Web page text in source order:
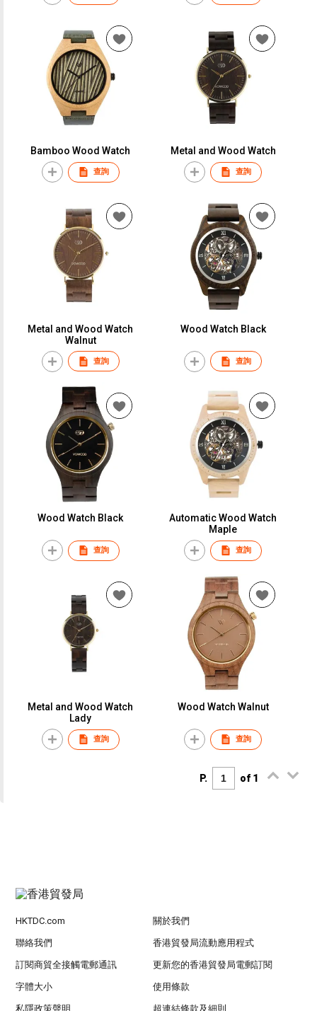
Bamboo Wood Watch
查詢
Metal and Wood Watch
查詢
Metal and Wood Watch
Walnut
查詢
Wood Watch Black
查詢
Wood Watch Black
查詢
Automatic Wood Watch
Maple
查詢
Metal and Wood Watch
Lady
查詢
Wood Watch Walnut
查詢
P. of 1
HKTDC.com 關於我們
聯絡我們 香港貿發局流動應用程式
訂閱商貿全接觸電郵通訊 更新您的香港貿發局電郵訂閱
字體大小 使用條款
私隱政策聲明 超連結條款及細則